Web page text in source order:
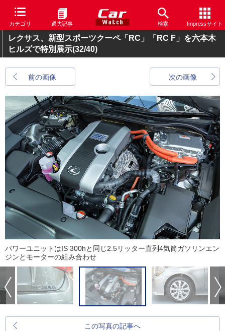
カテゴリ 過去記事 検索 Impressサイト
レクサス、新型スポーツクーペ「RC」「RC F」を六本木
ヒルズで特別展示(32/40)
前の画像 次の画像
パワーユニットはIS 300hと同じ2.5リッター直列4気筒ガソリンエン
ジンとモーターの組み合わせ
この写真の記事へ